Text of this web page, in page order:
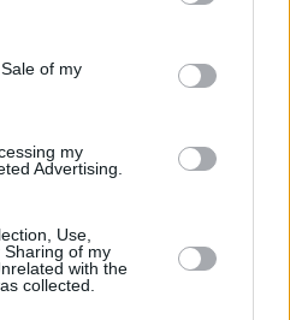
and its third-party tags to
purposes in below Google
of my
my
Advertising.
Use,
of my
with the
collected.
τα παιδιά μας. Τα
με απόταξη να
Τρέμω στην
είναι και το δικό μου.
ναυτικό και δεν με
κάνω εμβόλιο; Εκτός τους
αλλού δεν ήταν ο
Και εννοώ ή το κάνεις